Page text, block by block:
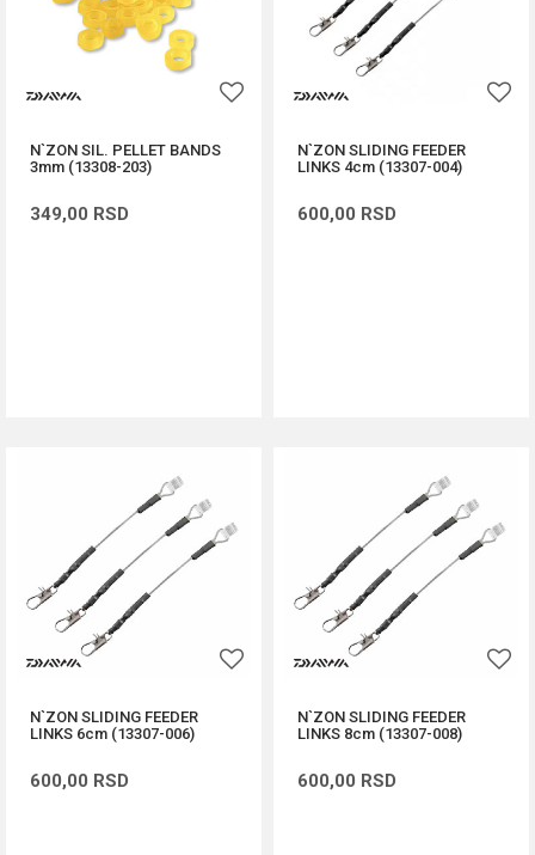
N`ZON SIL. PELLET BANDS
3mm (13308-203)
349,00 RSD
N`ZON SLIDING FEEDER
LINKS 4cm (13307-004)
600,00 RSD
N`ZON SLIDING FEEDER
LINKS 6cm (13307-006)
600,00 RSD
N`ZON SLIDING FEEDER
LINKS 8cm (13307-008)
600,00 RSD